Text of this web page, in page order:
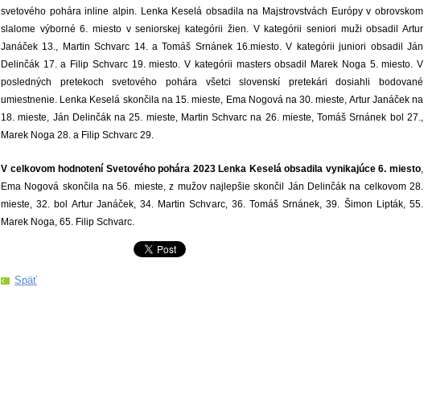
svetového pohára inline alpin. Lenka Keselá obsadila na Majstrovstvách Európy v obrovskom
slalome výborné 6. miesto v seniorskej kategórii žien. V kategórii seniori muži obsadil Artur
Janáček 13., Martin Schvarc 14. a Tomáš Srnánek 16.miesto. V kategórii juniori obsadil Ján
Delinčák 17. a Filip Schvarc 19. miesto. V kategórii masters obsadil Marek Noga 5. miesto. V
posledných pretekoch svetového pohára všetci slovenskí pretekári dosiahli bodované
umiestnenie. Lenka Keselá skončila na 15. mieste, Ema Nogová na 30. mieste, Artur Janáček na
18. mieste, Ján Delinčák na 25. mieste, Martin Schvarc na 26. mieste, Tomáš Srnánek bol 27.,
Marek Noga 28. a Filip Schvarc 29.
V celkovom hodnotení Svetového pohára 2023 Lenka Keselá obsadila vynikajúce 6. miesto,
Ema Nogová skončila na 56. mieste, z mužov najlepšie skončil Ján Delinčák na celkovom 28.
mieste, 32. bol Artur Janáček, 34. Martin Schvarc, 36. Tomáš Srnánek, 39. Šimon Lipták, 55.
Marek Noga, 65. Filip Schvarc.
Späť